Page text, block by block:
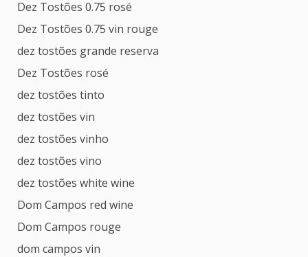
Dez Tostões 0.75 rosé
Dez Tostões 0.75 vin rouge
dez tostões grande reserva
Dez Tostões rosé
dez tostões tinto
dez tostões vin
dez tostões vinho
dez tostões vino
dez tostões white wine
Dom Campos red wine
Dom Campos rouge
dom campos vin